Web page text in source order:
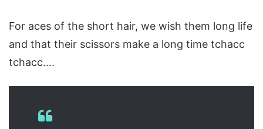
For aces of the short hair, we wish them long life
and that their scissors make a long time tchacc
tchacc….